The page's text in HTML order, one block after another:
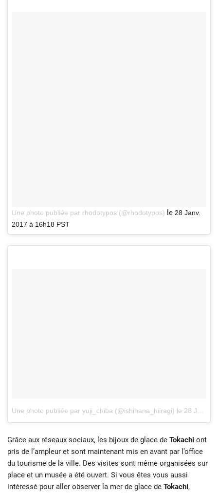
Une photo publiée par rhodotypos (@rhodotypos) le 28 Janv.
2017 à 16h18 PST
Une photo publiée par yuji_chiba (@ishihana_hiiragi) le 28 Janv. 2017 à 16h46 PST
Grâce aux réseaux sociaux, les bijoux de glace de Tokachi ont
pris de l’ampleur et sont maintenant mis en avant par l’office
du tourisme de la ville. Des visites sont même organisées sur
place et un musée a été ouvert. Si vous êtes vous aussi
intéressé pour aller observer la mer de glace de Tokachi,